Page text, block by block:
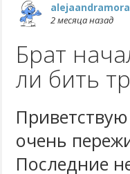
2 месяца назад
Брат
ли бить
очень
Последние